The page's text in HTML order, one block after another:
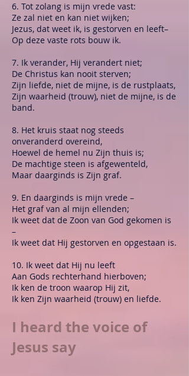
6. Tot zolang is mijn vrede vast:
Ze zal niet en kan niet wijken;
Jezus, dat weet ik, is gestorven en leeft–
Op deze vaste rots bouw ik.
7. Ik verander, Hij verandert niet;
De Christus kan nooit sterven;
Zijn liefde, niet de mijne, is de rustplaats,
Zijn waarheid (trouw), niet de mijne, is de
band.
8. Het kruis staat nog steeds
onveranderd overeind,
Hoewel de hemel nu Zijn thuis is;
De machtige steen is afgewenteld,
Maar daarginds is Zijn graf.
9. En daarginds is mijn vrede –
Het graf van al mijn ellenden;
Ik weet dat de Zoon van God gekomen is
–
Ik weet dat Hij gestorven en opgestaan is.
10. Ik weet dat Hij nu leeft
Aan Gods rechterhand hierboven;
Ik ken de troon waarop Hij zit,
Ik ken Zijn waarheid (trouw) en liefde.
I heard the voice of
Jesus say